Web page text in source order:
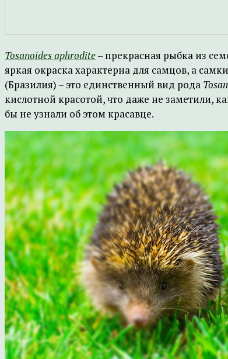
Tosanoides aphrodite– прекрасная рыбка из
яркая окраска характерна для самцов, а
(Бразилия) – это единственный вид рода
кислотной красотой, что даже не заметили,
бы не узнали об этом красавце.